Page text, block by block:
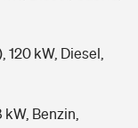
120 kW, Diesel,
kW, Benzin,